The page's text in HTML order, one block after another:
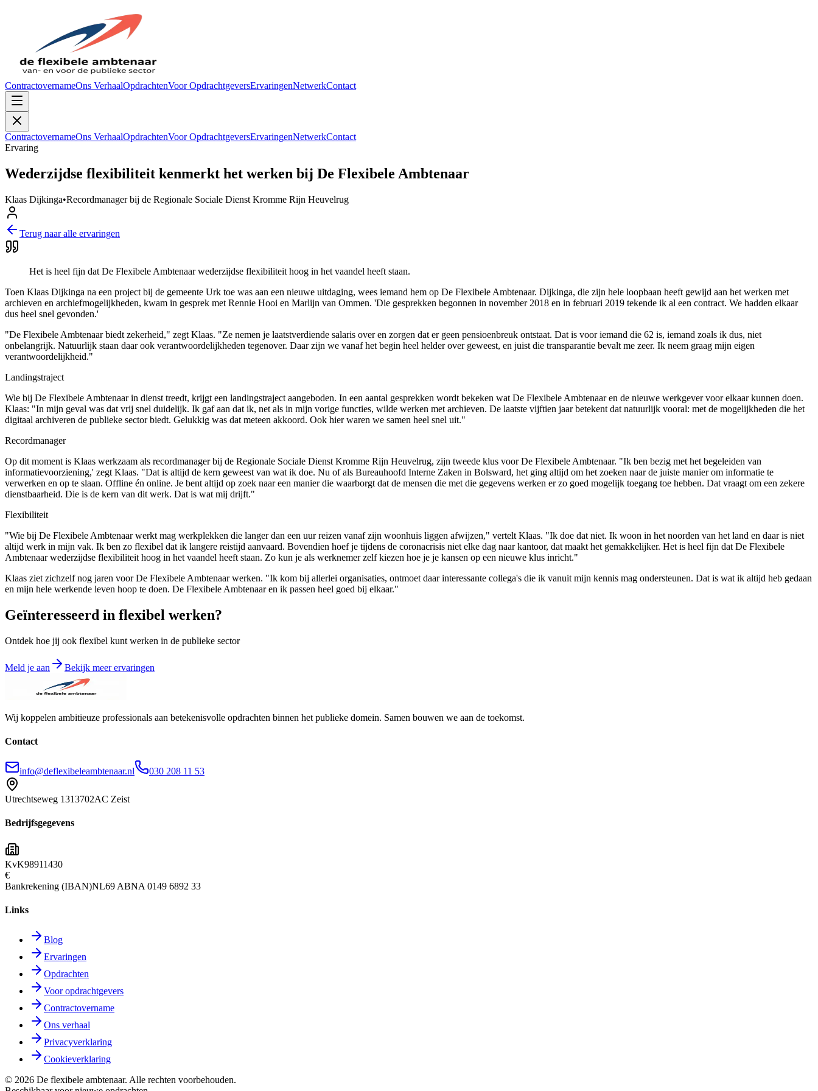
ContractovernameOns VerhaalOpdrachtenVoor OpdrachtgeversErvaringenNetwerkContact
ContractovernameOns VerhaalOpdrachtenVoor OpdrachtgeversErvaringenNetwerkContact
Ervaring
Wederzijdse flexibiliteit kenmerkt het werken bij De Flexibele Ambtenaar
Klaas Dijkinga•Recordmanager bij de Regionale Sociale Dienst Kromme Rijn Heuvelrug
Terug naar alle ervaringen
Het is heel fijn dat De Flexibele Ambtenaar wederzijdse flexibiliteit hoog in het vaandel heeft staan.
Toen Klaas Dijkinga na een project bij de gemeente Urk toe was aan een nieuwe uitdaging, wees iemand hem op De Flexibele Ambtenaar. Dijkinga, die zijn hele loopbaan heeft gewijd aan het werken met
archieven en archiefmogelijkheden, kwam in gesprek met Rennie Hooi en Marlijn van Ommen. 'Die gesprekken begonnen in november 2018 en in februari 2019 tekende ik al een contract. We hadden elkaar
dus heel snel gevonden.'
"De Flexibele Ambtenaar biedt zekerheid," zegt Klaas. "Ze nemen je laatstverdiende salaris over en zorgen dat er geen pensioenbreuk ontstaat. Dat is voor iemand die 62 is, iemand zoals ik dus, niet
onbelangrijk. Natuurlijk staan daar ook verantwoordelijkheden tegenover. Daar zijn we vanaf het begin heel helder over geweest, en juist die transparantie bevalt me zeer. Ik neem graag mijn eigen
verantwoordelijkheid."
Landingstraject
Wie bij De Flexibele Ambtenaar in dienst treedt, krijgt een landingstraject aangeboden. In een aantal gesprekken wordt bekeken wat De Flexibele Ambtenaar en de nieuwe werkgever voor elkaar kunnen doen.
Klaas: "In mijn geval was dat vrij snel duidelijk. Ik gaf aan dat ik, net als in mijn vorige functies, wilde werken met archieven. De laatste vijftien jaar betekent dat natuurlijk vooral: met de mogelijkheden die het
digitaal archiveren de publieke sector biedt. Gelukkig was dat meteen akkoord. Ook hier waren we samen heel snel uit."
Recordmanager
Op dit moment is Klaas werkzaam als recordmanager bij de Regionale Sociale Dienst Kromme Rijn Heuvelrug, zijn tweede klus voor De Flexibele Ambtenaar. "Ik ben bezig met het begeleiden van
informatievoorziening,' zegt Klaas. "Dat is altijd de kern geweest van wat ik doe. Nu of als Bureauhoofd Interne Zaken in Bolsward, het ging altijd om het zoeken naar de juiste manier om informatie te
verwerken en op te slaan. Offline én online. Je bent altijd op zoek naar een manier die waarborgt dat de mensen die met die gegevens werken er zo goed mogelijk toegang toe hebben. Dat vraagt om een zekere
dienstbaarheid. Die is de kern van dit werk. Dat is wat mij drijft."
Flexibiliteit
"Wie bij De Flexibele Ambtenaar werkt mag werkplekken die langer dan een uur reizen vanaf zijn woonhuis liggen afwijzen," vertelt Klaas. "Ik doe dat niet. Ik woon in het noorden van het land en daar is niet
altijd werk in mijn vak. Ik ben zo flexibel dat ik langere reistijd aanvaard. Bovendien hoef je tijdens de coronacrisis niet elke dag naar kantoor, dat maakt het gemakkelijker. Het is heel fijn dat De Flexibele
Ambtenaar wederzijdse flexibiliteit hoog in het vaandel heeft staan. Zo kun je als werknemer zelf kiezen hoe je je kansen op een nieuwe klus inricht."
Klaas ziet zichzelf nog jaren voor De Flexibele Ambtenaar werken. "Ik kom bij allerlei organisaties, ontmoet daar interessante collega's die ik vanuit mijn kennis mag ondersteunen. Dat is wat ik altijd heb gedaan
en mijn hele werkende leven hoop te doen. De Flexibele Ambtenaar en ik passen heel goed bij elkaar."
Geïnteresseerd in flexibel werken?
Ontdek hoe jij ook flexibel kunt werken in de publieke sector
Meld je aan Bekijk meer ervaringen
Wij koppelen ambitieuze professionals aan betekenisvolle opdrachten binnen het publieke domein. Samen bouwen we aan de toekomst.
Contact
info@deflexibeleambtenaar.nl 030 208 11 53
Utrechtseweg 1313702AC Zeist
Bedrijfsgegevens
KvK98911430
€
Bankrekening (IBAN)NL69 ABNA 0149 6892 33
Links
Blog
Ervaringen
Opdrachten
Voor opdrachtgevers
Contractovername
Ons verhaal
Privacyverklaring
Cookieverklaring
© 2026 De flexibele ambtenaar. Alle rechten voorbehouden.